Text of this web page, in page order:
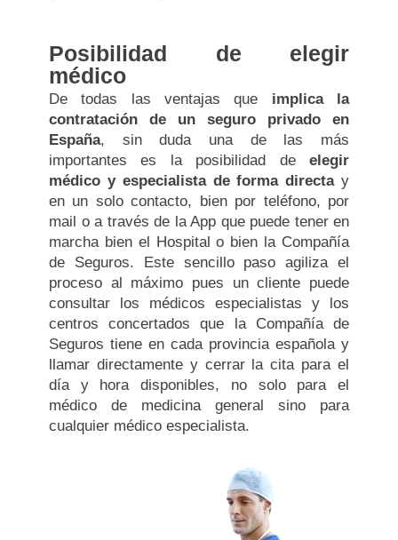
Posibilidad de elegir
médico
De todas las ventajas que implica la
contratación de un seguro privado en
España, sin duda una de las más
importantes es la posibilidad deelegir
médico y especialista de forma directay
en un solo contacto, bien por teléfono, por
mail o a través de la App que puede tener en
marcha bien el Hospital o bien la Compañía
de Seguros. Este sencillo paso agiliza el
proceso al máximo pues un cliente puede
consultar los médicos especialistas y los
centros concertados que la Compañía de
Seguros tiene en cada provincia española y
llamar directamente y cerrar la cita para el
día y hora disponibles, no solo para el
médico de medicina general sino para
cualquier médico especialista.